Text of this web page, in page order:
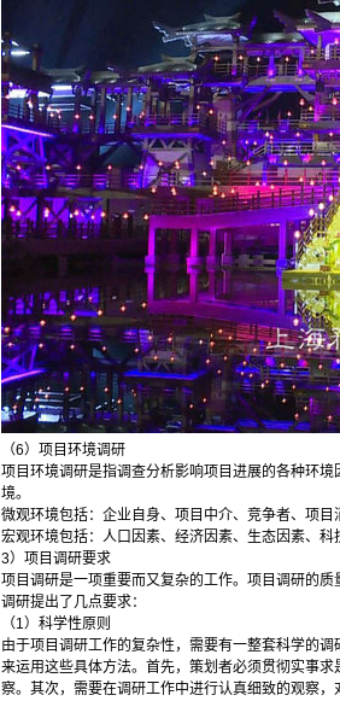
（6）项目环境调研
项目环境调研是指调查分析影响项目进展的各种环
境。
微观环境包括：企业自身、项目中介、竞争者、项目
宏观环境包括：人口因素、经济因素、生态因素、科
3）项目调研要求
项目调研是一项重要而又复杂的工作。项目调研的
调研提出了几点要求：
（1）科学性原则
由于项目调研工作的复杂性，需要有一整套科学的
来运用这些具体方法。首先，策划者必须贯彻实事
察。其次，需要在调研工作中进行认真细致的观察